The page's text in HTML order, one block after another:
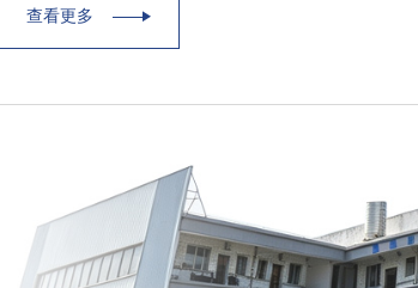
查看更多